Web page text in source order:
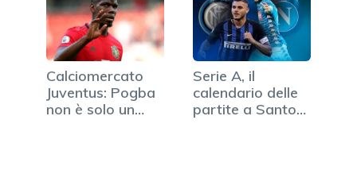
Calciomercato
Juventus: Pogba
non è solo un
Serie A, il
calendario delle
partite a Santo